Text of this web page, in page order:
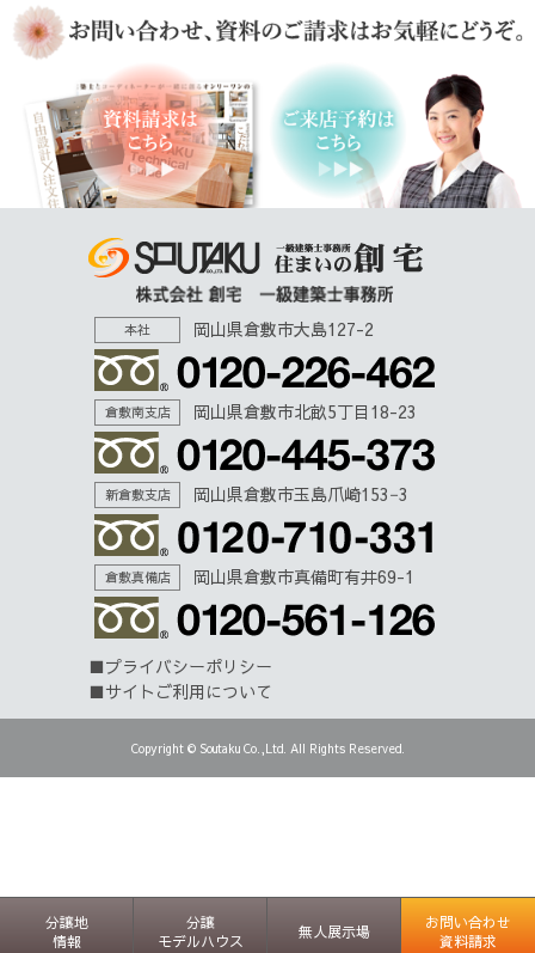
本社 岡山県倉敷市大島127-2
倉敷南支店 岡山県倉敷市北畝5丁目18-23
新倉敷支店 岡山県倉敷市玉島爪崎153−3
倉敷真備店 岡山県倉敷市真備町有井69-1
プライバシーポリシー
サイトご利用について
分譲地
情報
分譲
モデルハウス
無人展示場
お問い合わせ
資料請求
Copyright © Soutaku Co.,Ltd. All Rights Reserved.